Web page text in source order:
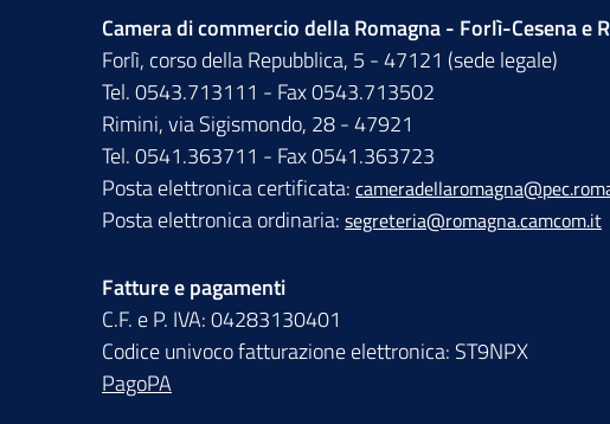
Camera di commercio della Romagna - Forlì-Cesena e
Forlì, corso della Repubblica, 5 - 47121 (sede legale)
Tel. 0543.713111 - Fax 0543.713502
Rimini, via Sigismondo, 28 - 47921
Tel. 0541.363711 - Fax 0541.363723
Posta elettronica certificata:
Posta elettronica ordinaria: segreteria@romagna.camcom.it
Fatture e pagamenti
C.F. e P. IVA: 04283130401
Codice univoco fatturazione elettronica: ST9NPX
PagoPA